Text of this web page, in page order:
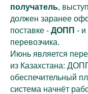
получатель,
должен заранее
поставке - ДОПП - и
перевозчика.
Июнь является
из Казахстана:
обеспечительный
система начнёт